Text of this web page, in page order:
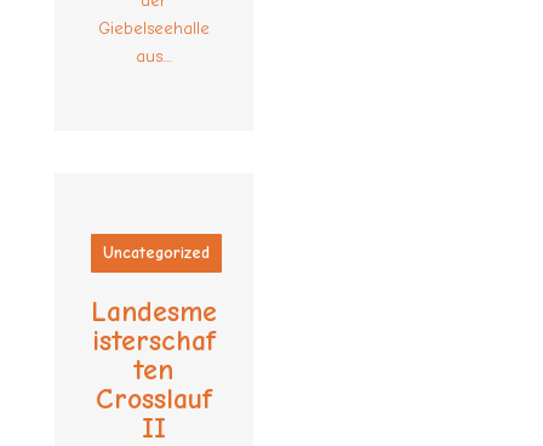
Giebelseehalle
aus....
Uncategorized
Landesme
isterschaf
ten
Crosslauf
II